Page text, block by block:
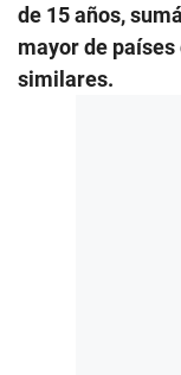
de 15 años,
mayor de
similares.